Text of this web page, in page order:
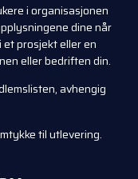
i organisasjonen
dine når
prosjekt eller en
eller bedriften din.
avhengig
til utlevering.